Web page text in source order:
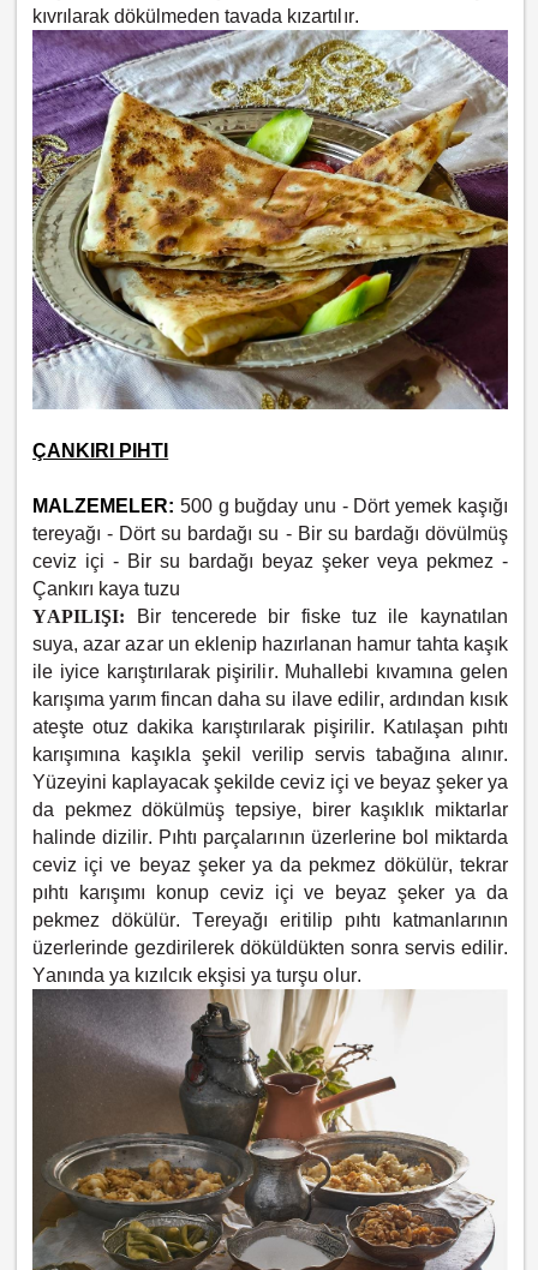
kıvrılarak dökülmeden tavada kızartılır.
ÇANKIRI PIHTI
MALZEMELER: 500 g buğday unu - Dört yemek kaşığı
tereyağı - Dört su bardağı su - Bir su bardağı dövülmüş
ceviz içi - Bir su bardağı beyaz şeker veya pekmez -
Çankırı kaya tuzu
YAPILIŞI:
Bir tencerede bir fiske tuz ile kaynatılan
suya, azar azar un eklenip hazırlanan hamur tahta kaşık
ile iyice karıştırılarak pişirilir. Muhallebi kıvamına gelen
karışıma yarım fincan daha su ilave edilir, ardından kısık
ateşte otuz dakika karıştırılarak pişirilir. Katılaşan pıhtı
karışımına kaşıkla şekil verilip servis tabağına alınır.
Yüzeyini kaplayacak şekilde ceviz içi ve beyaz şeker ya
da pekmez dökülmüş tepsiye, birer kaşıklık miktarlar
halinde dizilir. Pıhtı parçalarının üzerlerine bol miktarda
ceviz içi ve beyaz şeker ya da pekmez dökülür, tekrar
pıhtı karışımı konup ceviz içi ve beyaz şeker ya da
pekmez dökülür. Tereyağı eritilip pıhtı katmanlarının
üzerlerinde gezdirilerek döküldükten sonra servis edilir.
Yanında ya kızılcık ekşisi ya turşu olur.